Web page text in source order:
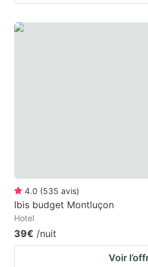
4.0 (535 avis)
Ibis budget Montluçon
Hotel
39€ /nuit
Voir